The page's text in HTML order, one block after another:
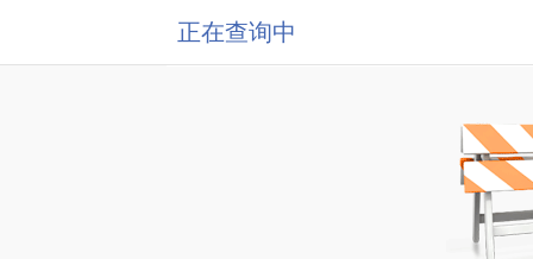
正在查询中